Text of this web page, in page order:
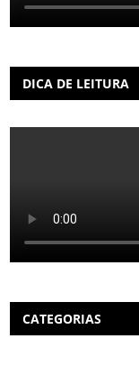
DICA DE LEITURA
CATEGORIAS